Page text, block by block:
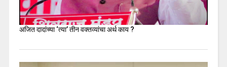
अजित दादांच्या ‘त्या’ तीन वक्तव्यांचा अर्थ काय ?